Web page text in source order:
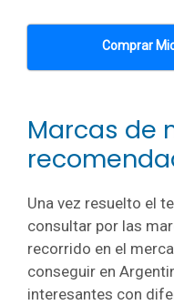
Comprar
Marcas de
Una vez resuelto el
consultar por las
recorrido en el
conseguir en
interesantes con